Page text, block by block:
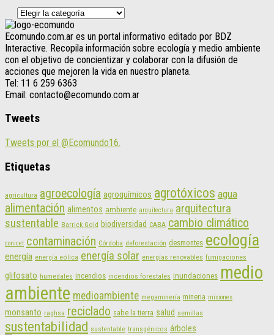
Categorías
Ecomundo.com.ar es un portal informativo editado por BDZ
Interactive. Recopila información sobre ecología y medio ambiente
con el objetivo de concientizar y colaborar con la difusión de
acciones que mejoren la vida en nuestro planeta.
Tel: 11 6 259 6363
Email: contacto@ecomundo.com.ar
Tweets
Tweets por el @Ecomundo16.
Etiquetas
agricultura agroecología agroquímicos agrotóxicos agua
alimentación alimentos ambiente arquitectura arquitectura
sustentable Barrick Gold biodiversidad CABA cambio climático
conicet contaminación Córdoba deforestación desmontes ecología
energía energía eólica energía solar energías renovables fumigaciones
glifosato humedales incendios incendios forestales inundaciones medio
ambiente medioambiente megaminería mineria misiones
monsanto raghsa reciclado sabe la tierra salud semillas
sustentabilidad sustentable transgénicos árboles